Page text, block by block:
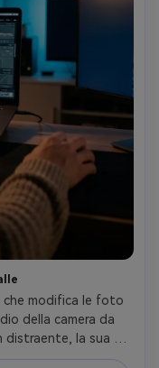
che modifica le foto
della camera da
distraente, la sua
il primo piano, calda